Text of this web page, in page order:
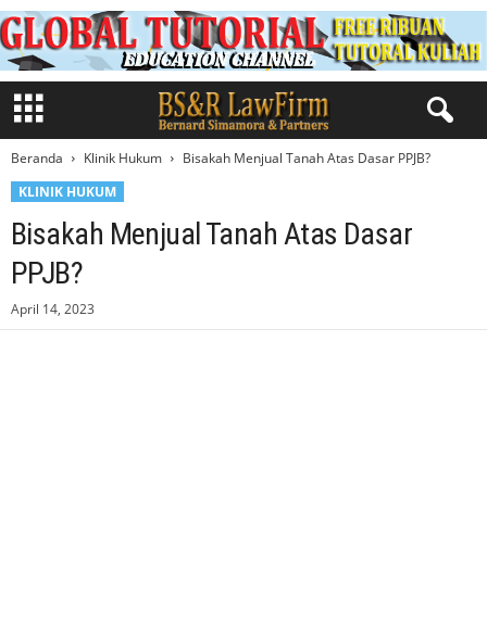
Beranda Klinik Hukum
Bisakah Menjual Tanah Atas Dasar PPJB?
KLINIK HUKUM
Bisakah Menjual Tanah Atas Dasar
PPJB?
April 14, 2023